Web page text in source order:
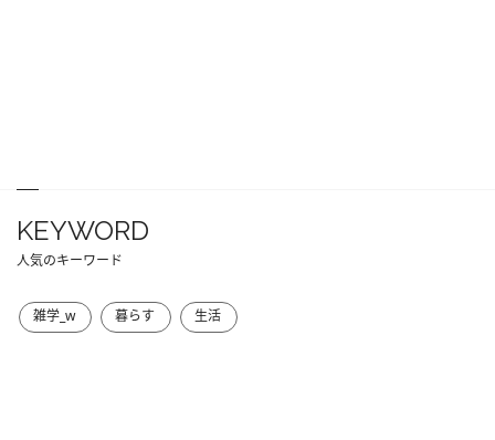
KEYWORD
人気のキーワード
雑学_w 暮らす 生活